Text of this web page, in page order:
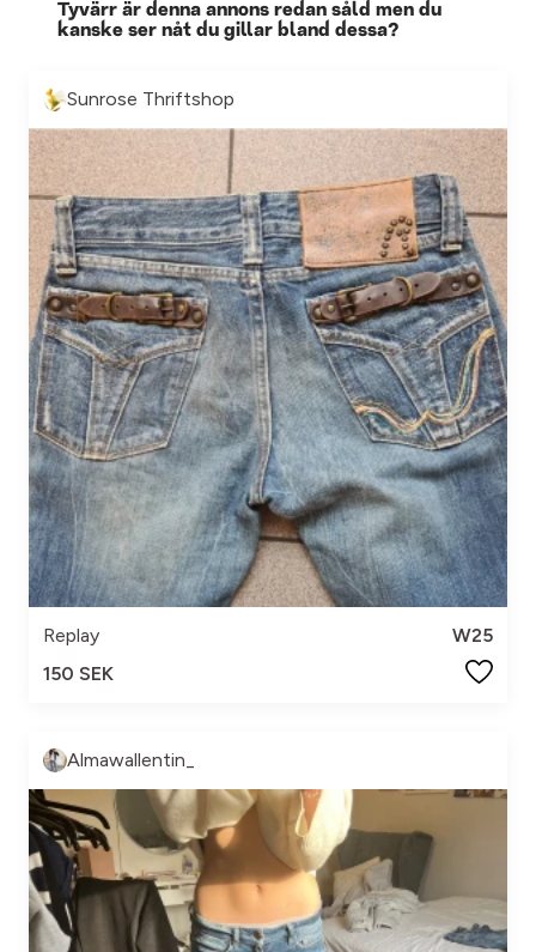
Tyvärr är denna annons redan såld men du
kanske ser nåt du gillar bland dessa?
Sunrose Thriftshop
Replay
W25
150 SEK
Almawallentin_